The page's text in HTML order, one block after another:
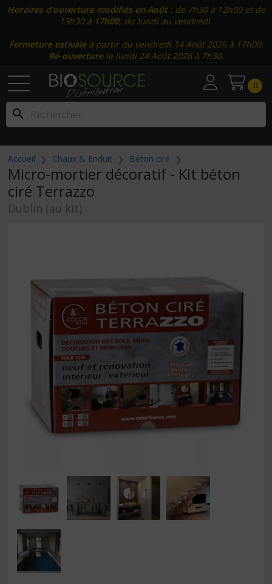
Horaires d'ouverture modifiés en Août: de 7h30 à 12h00 et de
13h30 à 17h00, du lundi au vendredi.
Fermeture estivaleà partir du vendredi 14 Août 2026 à 17h00.
Ré-ouverturele lundi 24 Août 2026 à 7h30.
search
0
Accueil Chaux & Enduit Béton ciré
Micro-mortier décoratif - Kit béton
ciré Terrazzo
Dublin (au kit)